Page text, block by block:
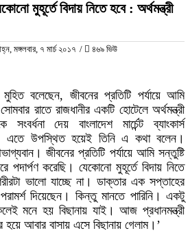
মুহূর্তে বিদায় নিতে হবে : অর্থমন্ত্রী
মঙ্গলবার, ৭ মার্চ ২০১৭ / ৪৬৯ ভিউ
বলেছেন, জীবনের প্রতিটি পর্যায়ে আমি
রাতে রাজধানীর একটি হোটেলে অর্থমন্ত্রী
দেয় বাংলাদেশ মার্চেন্ট ব্যাংকার্স
এতে উপস্থিত হয়েই তিনি এ কথা বলেন।
জীবনের প্রতিটি পর্যায়ে আমি সন্তুষ্টি
করেছি। যেকোনো মুহূর্তে বিদায় নিতে
ভালো যাচ্ছে না। ডাক্তার এক সপ্তাহের
দিয়েছেন। কিন্তু মানতে পারিনি। একটু
মনে হয় বিছানায় যাই। আজ প্রধানমন্ত্রী
হয়ে আবার বাসায় এসে বিছানায় গেলাম।’